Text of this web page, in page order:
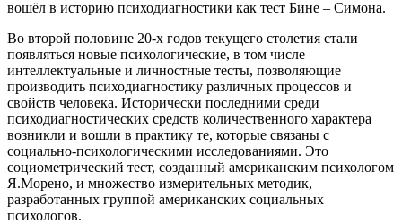
вошёл в историю психодиагностики как тест Бине – Симона.
Во второй половине 20-х годов текущего столетия стали
появляться новые психологические, в том числе
интеллектуальные и личностные тесты, позволяющие
производить психодиагностику различных процессов и
свойств человека. Исторически последними среди
психодиагностических средств количественного характера
возникли и вошли в практику те, которые связаны с
социально-психологическими исследованиями. Это
социометрический тест, созданный американским психологом
Я.Морено, и множество измерительных методик,
разработанных группой американских социальных
психологов.